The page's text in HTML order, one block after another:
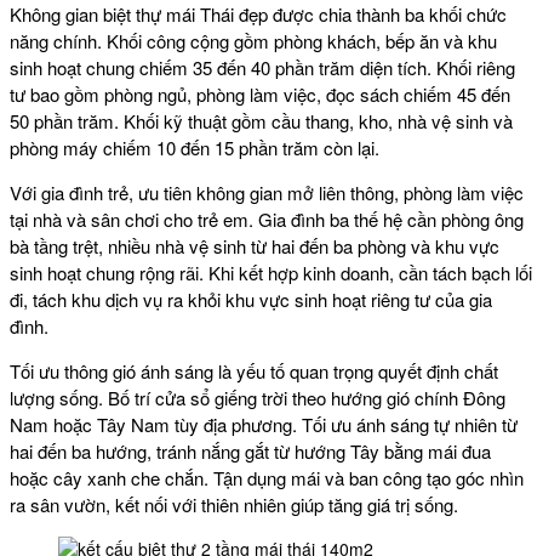
Không gian biệt thự mái Thái đẹp được chia thành ba khối chức
năng chính. Khối công cộng gồm phòng khách, bếp ăn và khu
sinh hoạt chung chiếm 35 đến 40 phần trăm diện tích. Khối riêng
tư bao gồm phòng ngủ, phòng làm việc, đọc sách chiếm 45 đến
50 phần trăm. Khối kỹ thuật gồm cầu thang, kho, nhà vệ sinh và
phòng máy chiếm 10 đến 15 phần trăm còn lại.
Với gia đình trẻ, ưu tiên không gian mở liên thông, phòng làm việc
tại nhà và sân chơi cho trẻ em. Gia đình ba thế hệ cần phòng ông
bà tầng trệt, nhiều nhà vệ sinh từ hai đến ba phòng và khu vực
sinh hoạt chung rộng rãi. Khi kết hợp kinh doanh, cần tách bạch lối
đi, tách khu dịch vụ ra khỏi khu vực sinh hoạt riêng tư của gia
đình.
Tối ưu thông gió ánh sáng là yếu tố quan trọng quyết định chất
lượng sống. Bố trí cửa sổ giếng trời theo hướng gió chính Đông
Nam hoặc Tây Nam tùy địa phương. Tối ưu ánh sáng tự nhiên từ
hai đến ba hướng, tránh nắng gắt từ hướng Tây bằng mái đua
hoặc cây xanh che chắn. Tận dụng mái và ban công tạo góc nhìn
ra sân vườn, kết nối với thiên nhiên giúp tăng giá trị sống.